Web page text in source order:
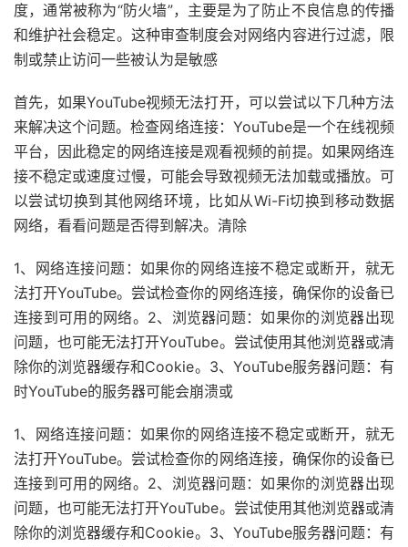
度，通常被称为“防火墙”，主要是为了防止不良信息的传播
和维护社会稳定。这种审查制度会对网络内容进行过滤，限
制或禁止访问一些被认为是敏感
首先，如果YouTube视频无法打开，可以尝试以下几种方法
来解决这个问题。检查网络连接：YouTube是一个在线视频
平台，因此稳定的网络连接是观看视频的前提。如果网络连
接不稳定或速度过慢，可能会导致视频无法加载或播放。可
以尝试切换到其他网络环境，比如从Wi-Fi切换到移动数据
网络，看看问题是否得到解决。清除
1、网络连接问题：如果你的网络连接不稳定或断开，就无
法打开YouTube。尝试检查你的网络连接，确保你的设备已
连接到可用的网络。2、浏览器问题：如果你的浏览器出现
问题，也可能无法打开YouTube。尝试使用其他浏览器或清
除你的浏览器缓存和Cookie。3、YouTube服务器问题：有
时YouTube的服务器可能会崩溃或
1、网络连接问题：如果你的网络连接不稳定或断开，就无
法打开YouTube。尝试检查你的网络连接，确保你的设备已
连接到可用的网络。2、浏览器问题：如果你的浏览器出现
问题，也可能无法打开YouTube。尝试使用其他浏览器或清
除你的浏览器缓存和Cookie。3、YouTube服务器问题：有